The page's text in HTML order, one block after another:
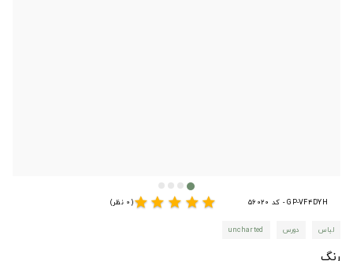
GP-VF4DYH - کد 56020 star
star
star
star
star(0 نظر)
لباس دورس uncharted
رنگ